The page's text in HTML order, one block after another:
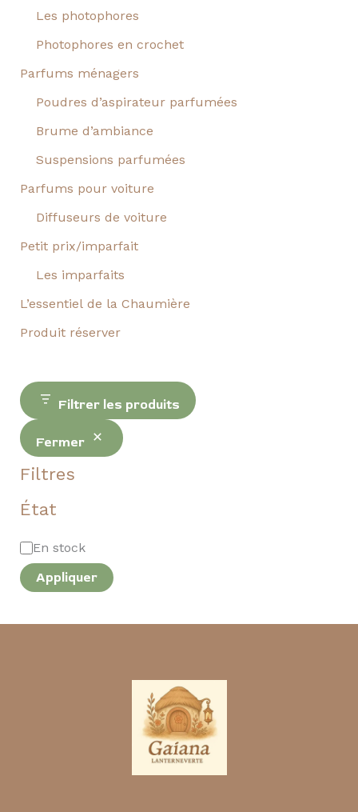
Les photophores
Photophores en crochet
Parfums ménagers
Poudres d’aspirateur parfumées
Brume d’ambiance
Suspensions parfumées
Parfums pour voiture
Diffuseurs de voiture
Petit prix/imparfait
Les imparfaits
L’essentiel de la Chaumière
Produit réserver
Filtrer les produits
Fermer
Filtres
État
En stock
Appliquer